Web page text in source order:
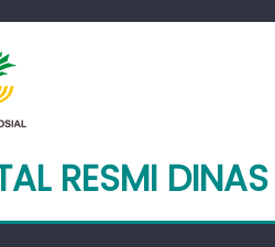
RESMI